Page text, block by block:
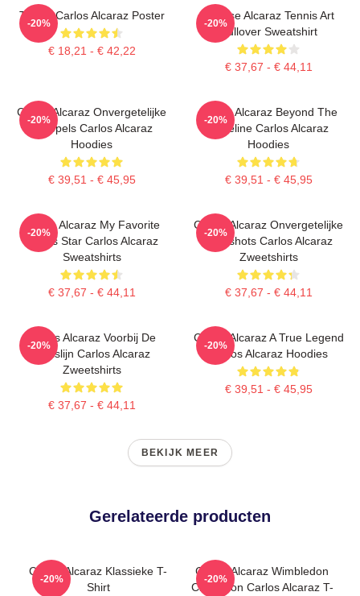
Tennis Carlos Alcaraz Poster
€ 18,21 - € 42,22
-20%
Intense Alcaraz Tennis Art
Pullover Sweatshirt
€ 37,67 - € 44,11
-20%
Carlos Alcaraz Onvergetelijke
Druppels Carlos Alcaraz
Hoodies
€ 39,51 - € 45,95
-20%
Carlos Alcaraz Beyond The
Baseline Carlos Alcaraz
Hoodies
€ 39,51 - € 45,95
-20%
Carlos Alcaraz My Favorite
Tennis Star Carlos Alcaraz
Sweatshirts
€ 37,67 - € 44,11
-20%
Carlos Alcaraz Onvergetelijke
Dropshots Carlos Alcaraz
Zweetshirts
€ 37,67 - € 44,11
-20%
Carlos Alcaraz Voorbij De
Basislijn Carlos Alcaraz
Zweetshirts
€ 37,67 - € 44,11
-20%
Carlos Alcaraz A True Legend
Carlos Alcaraz Hoodies
€ 39,51 - € 45,95
-20%
BEKIJK MEER
Gerelateerde producten
Carlos Alcaraz Klassieke T-
Shirt
-20%
Carlos Alcaraz Wimbledon
Champion Carlos Alcaraz T-
-20%